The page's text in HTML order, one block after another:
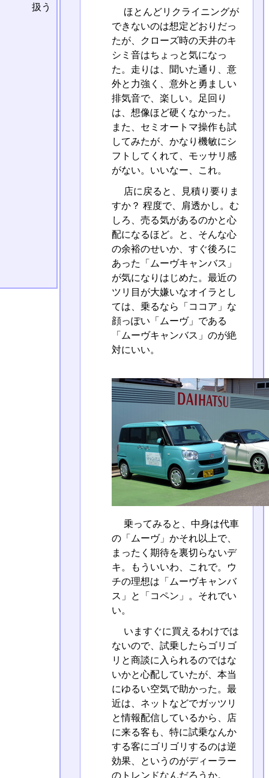
ほとんどリクライニングが
できないのは想定どおりだっ
たが、クローズ時の天井のキ
シミ音はちょっと気になっ
た。走りは、聞いた通り、意
外と力強く、意外と勇ましい
排気音で、楽しい。足回り
は、想像ほど硬くなかった。
また、セミオートマ操作も試
してみたが、かなり機敏にシ
フトしてくれて、モッサリ感
がない。いいなー、これ。
店に戻ると、見積り要りま
すか？ 程度で、肩透かし。む
しろ、売る気があるのかと心
配になるほど。と、そんな心
の余裕のせいか、すぐ後ろに
あった「ムーヴキャンバス」
が気になりはじめた。最近の
ツリ目が大嫌いなオイラとし
ては、乗るなら「ココア」な
顔っぽい「ムーヴ」である
「ムーヴキャンバス」のが絶
対にいい。
乗ってみると、中身は代車
の「ムーヴ」かそれ以上で、
まったく期待を裏切らないデ
キ。もういいわ、これで。ウ
チの理想は「ムーヴキャンバ
ス」と「コペン」。それでい
い。
いますぐに買えるわけでは
ないので、試乗したらゴリゴ
リと商談に入られるのではな
いかと心配していたが、本当
にゆるい空気で助かった。最
近は、ネットなどでガッツリ
と情報配信しているから、店
に来る客も、特に試乗なんか
する客にゴリゴリするのは逆
効果、というのがディーラー
のトレンドなんだろうか。
扱う